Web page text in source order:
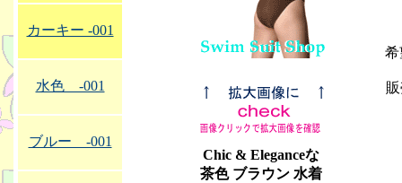
Chic & Eleganceな
茶色 ブラウン 水着
希
カーキー -001
水色 -001
ブルー -001